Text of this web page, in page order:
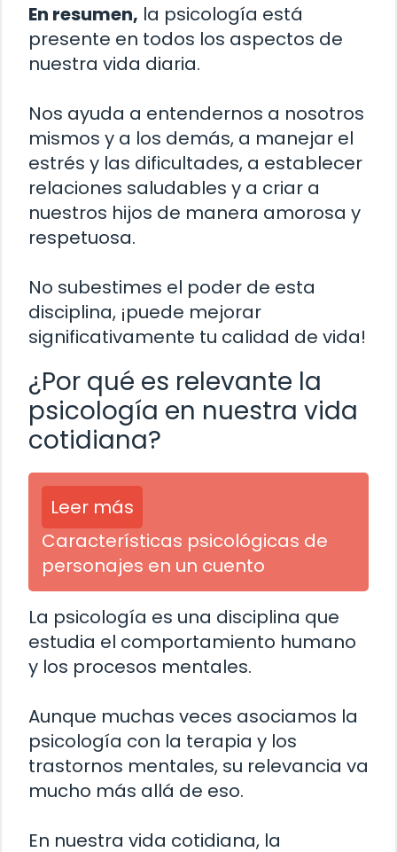
En resumen, la psicología está
presente en todos los aspectos de
nuestra vida diaria.
Nos ayuda a entendernos a nosotros
mismos y a los demás, a manejar el
estrés y las dificultades, a establecer
relaciones saludables y a criar a
nuestros hijos de manera amorosa y
respetuosa.
No subestimes el poder de esta
disciplina, ¡puede mejorar
significativamente tu calidad de vida!
¿Por qué es relevante la
psicología en nuestra vida
cotidiana?
Leer más
Características psicológicas de
personajes en un cuento
La psicología es una disciplina que
estudia el comportamiento humano
y los procesos mentales.
Aunque muchas veces asociamos la
psicología con la terapia y los
trastornos mentales, su relevancia va
mucho más allá de eso.
En nuestra vida cotidiana, la